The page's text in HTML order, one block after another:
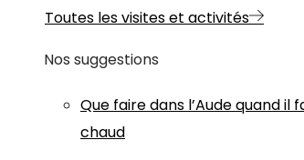
Toutes les visites et activités
Nos suggestions
Que faire dans l’Aude quand il
chaud